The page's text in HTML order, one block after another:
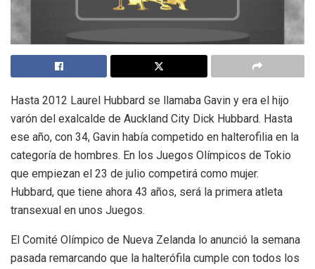
Hasta 2012 Laurel Hubbard se llamaba Gavin y era el hijo
varón del exalcalde de Auckland City Dick Hubbard. Hasta
ese año, con 34, Gavin había competido en halterofilia en la
categoría de hombres. En los Juegos Olímpicos de Tokio
que empiezan el 23 de julio competirá como mujer.
Hubbard, que tiene ahora 43 años, será la primera atleta
transexual en unos Juegos.
El Comité Olímpico de Nueva Zelanda lo anunció la semana
pasada remarcando que la halterófila cumple con todos los